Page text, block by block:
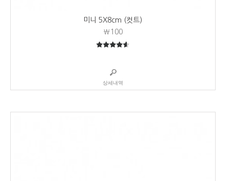
미니 5X8cm (컷트)
₩100
상세내역